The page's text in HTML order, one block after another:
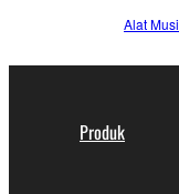
Alat
Produk